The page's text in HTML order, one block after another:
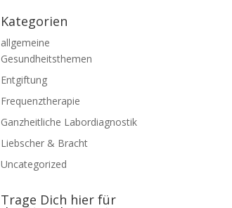
Kategorien
allgemeine
Gesundheitsthemen
Entgiftung
Frequenztherapie
Ganzheitliche Labordiagnostik
Liebscher & Bracht
Uncategorized
Trage Dich hier für